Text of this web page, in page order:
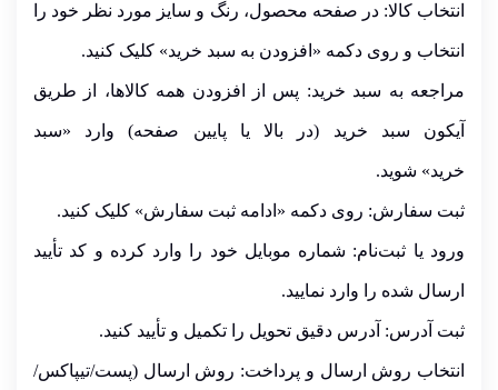
انتخاب کالا: در صفحه محصول، رنگ و سایز مورد نظر خود را
انتخاب و روی دکمه «افزودن به سبد خرید» کلیک کنید.
مراجعه به سبد خرید: پس از افزودن همه کالاها، از طریق
آیکون سبد خرید (در بالا یا پایین صفحه) وارد «سبد
خرید» شوید.
ثبت سفارش: روی دکمه «ادامه ثبت سفارش» کلیک کنید.
ورود یا ثبت‌نام: شماره موبایل خود را وارد کرده و کد تأیید
ارسال شده را وارد نمایید.
ثبت آدرس: آدرس دقیق تحویل را تکمیل و تأیید کنید.
انتخاب روش ارسال و پرداخت: روش ارسال (پست/تیپاکس/